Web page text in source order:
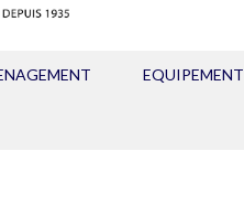
EQUIPEMENT